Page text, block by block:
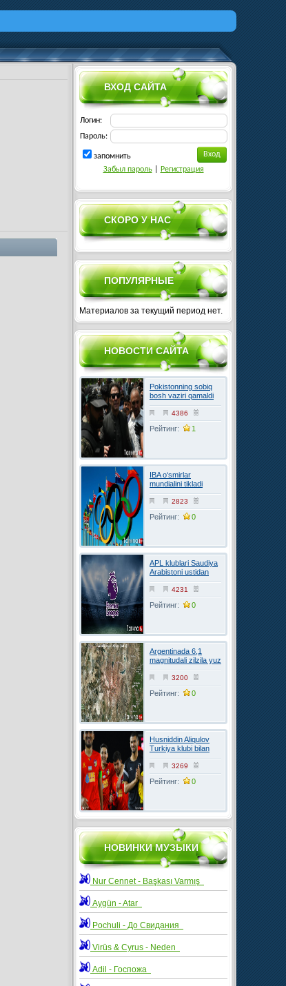
ВХОД САЙТА
Логин:
Пароль:
запомнить
Забыл пароль| Регистрация
СКОРО У НАС
ПОПУЛЯРНЫЕ
Материалов за текущий период нет.
НОВОСТИ САЙТА
Pokistonning sobiq
bosh vaziri qamaldi
4386
Рейтинг: 1
IBA o‘smirlar
mundialini tikladi
2823
Рейтинг: 0
APL klublari Saudiya
Arabistoni ustidan
FIFAga shikoyat
qilmoqchi4231
Рейтинг: 0
Argentinada 6,1
magnitudali zilzila yuz
berdi
3200
Рейтинг: 0
Husniddin Aliqulov
Turkiya klubi bilan
kelishuvga erishdi
3269
Рейтинг: 0
НОВИНКИ МУЗЫКИ
Nur Cennet - Başkası Varmış
Aygün - Atar
Pochuli - До Свидания
Virüs & Cyrus - Neden
Adil - Госпожа